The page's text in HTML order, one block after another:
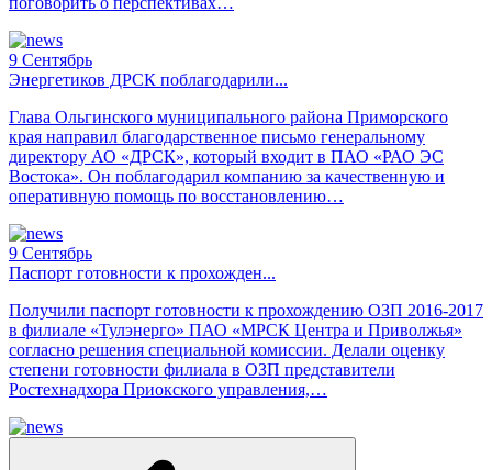
9 Сентябрь
Энергетиков ДРСК поблагодарили...
Глава Ольгинского муниципального района Приморского
края направил благодарственное письмо генеральному
директору АО «ДРСК», который входит в ПАО «РАО ЭС
Востока». Он поблагодарил компанию за качественную и
оперативную помощь по восстановлению…
9 Сентябрь
Паспорт готовности к прохожден...
Получили паспорт готовности к прохождению ОЗП 2016-2017
в филиале «Тулэнерго» ПАО «МРСК Центра и Приволжья»
согласно решения специальной комиссии. Делали оценку
степени готовности филиала в ОЗП представители
Ростехнадхора Приокского управления,…